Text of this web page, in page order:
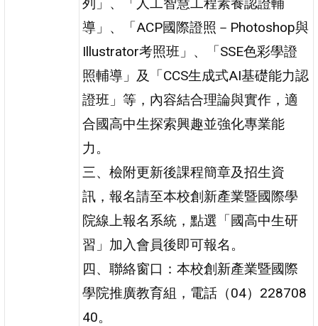
導」、「ACP國際證照－Photoshop與
Illustrator考照班」、「SSE色彩學證
照輔導」及「CCS生成式AI基礎能力認
證班」等，內容結合理論與實作，適
合國高中生探索興趣並強化專業能
力。
三、檢附更新後課程簡章及招生資
訊，報名請至本校創新產業暨國際學
院線上報名系統，點選「國高中生研
習」加入會員後即可報名。
四、聯絡窗口：本校創新產業暨國際
學院推廣教育組，電話（04）228708
40。